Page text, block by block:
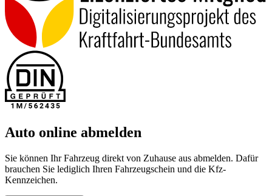
Auto online abmelden
Sie können Ihr Fahrzeug direkt von Zuhause aus abmelden. Dafür
brauchen Sie lediglich Ihren Fahrzeugschein und die Kfz-
Kennzeichen.